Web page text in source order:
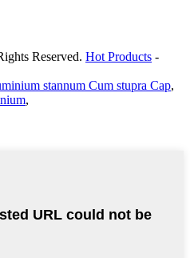
Reserved. Hot Products -
stannum Cum stupra Cap,
,